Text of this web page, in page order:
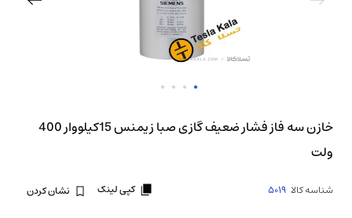
خازن سه فاز فشار ضعیف گازی صبا زیمنس 15کیلووار 400
ولت
شناسه کالا 5019 کپی لینک نشان کردن